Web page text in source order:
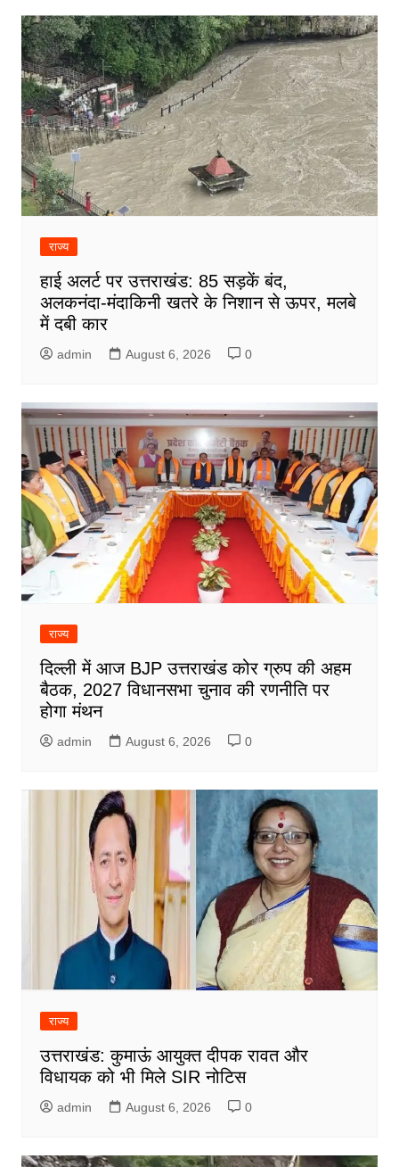
राज्य
हाई अलर्ट पर उत्तराखंड: 85 सड़कें बंद,
अलकनंदा-मंदाकिनी खतरे के निशान से ऊपर, मलबे
में दबी कार
admin August 6, 2026 0
राज्य
दिल्ली में आज BJP उत्तराखंड कोर ग्रुप की अहम
बैठक, 2027 विधानसभा चुनाव की रणनीति पर
होगा मंथन
admin August 6, 2026 0
राज्य
उत्तराखंड: कुमाऊं आयुक्त दीपक रावत और
विधायक को भी मिले SIR नोटिस
admin August 6, 2026 0